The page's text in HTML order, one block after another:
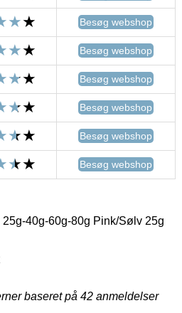
Besøg webshop
Besøg webshop
Besøg webshop
Besøg webshop
Besøg webshop
Besøg webshop
40g-60g-80g Pink/Sølv 25g
baseret på 42 anmeldelser